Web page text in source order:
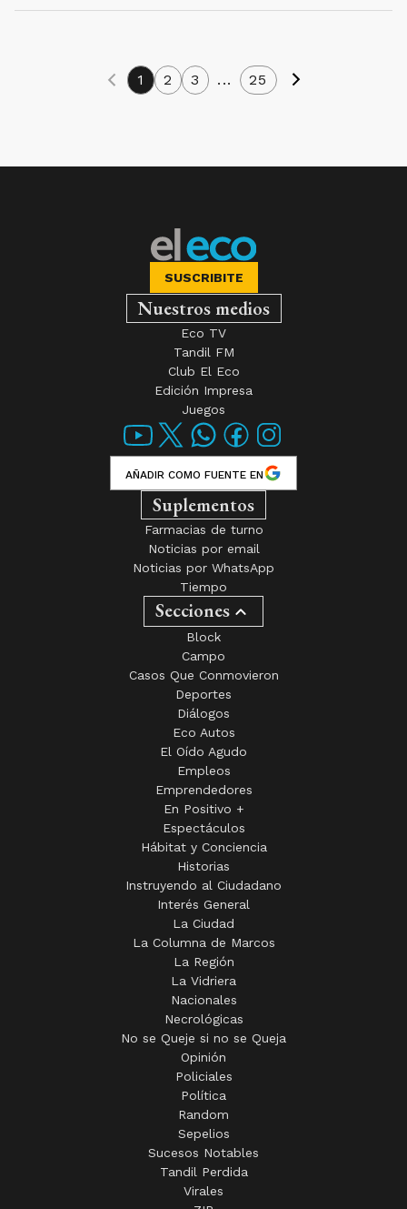
1 2 3 ... 25
SUSCRIBITE
Nuestros medios
Eco TV
Tandil FM
Club El Eco
Edición Impresa
Juegos
AÑADIR COMO FUENTE EN
Suplementos
Farmacias de turno
Noticias por email
Noticias por WhatsApp
Tiempo
Secciones
Block
Campo
Casos Que Conmovieron
Deportes
Diálogos
Eco Autos
El Oído Agudo
Empleos
Emprendedores
En Positivo +
Espectáculos
Hábitat y Conciencia
Historias
Instruyendo al Ciudadano
Interés General
La Ciudad
La Columna de Marcos
La Región
La Vidriera
Nacionales
Necrológicas
No se Queje si no se Queja
Opinión
Policiales
Política
Random
Sepelios
Sucesos Notables
Tandil Perdida
Virales